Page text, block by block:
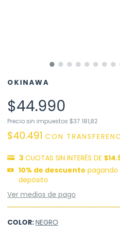
OKINAWA
$44.990
Precio sin impuestos $37.181,82
$40.491 CON
3 CUOTAS SIN INTERÉS DE
10% de descuento pagando
depósito
Ver medios de pago
COLOR:NEGRO